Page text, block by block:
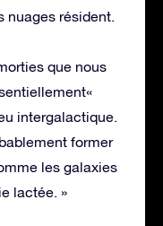
nuages résident.
que nous
intergalactique.
former
les galaxies
lactée. »